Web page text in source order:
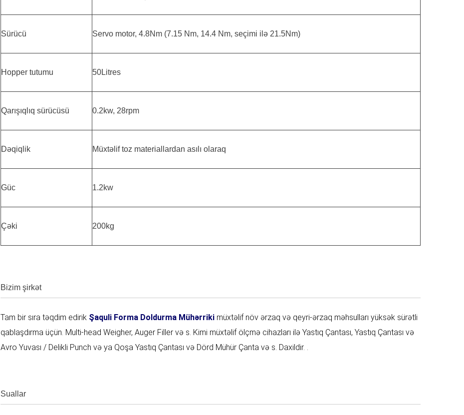
Sürücü Servo motor, 4.8Nm (7.15 Nm, 14.4 Nm, seçimi ilə 21.5Nm)
Hopper tutumu 50Litres
Qarışıqlıq sürücüsü 0.2kw, 28rpm
Dəqiqlik Müxtəlif toz materiallardan asılı olaraq
Güc 1.2kw
Çəki 200kg
Bizim şirkət
Tam bir sıra təqdim edirik Şaquli Forma Doldurma Mühərrikimüxtəlif növ ərzaq və qeyri-ərzaq məhsulları yüksək sürətli
qablaşdırma üçün. Multi-head Weigher, Auger Filler və s. Kimi müxtəlif ölçmə cihazları ilə Yastıq Çantası, Yastıq Çantası və
Avro Yuvası / Delikli Punch və ya Qoşa Yastıq Çantası və Dörd Mühür Çanta və s. Daxildir. .
Suallar